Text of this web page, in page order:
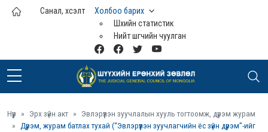
Үндсэн агуулга руу шилжих
Санал, хүсэлт
Холбоо барих
Шүүхийн статистик
Нийт шүүгчийн чуулган
Нүүр Эрх зүйн акт
Эвлэрүүлэн зуучлалын хууль тогтоомж, дүрэм журам
Дүрэм, журам батлах тухай (“Эвлэрүүлэн зуучлагчийн ёс зүйн дүрэм”-ийг